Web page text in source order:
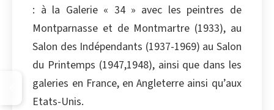
: à la Galerie « 34 » avec les peintres de
Montparnasse et de Montmartre (1933), au
Salon des Indépendants (1937-1969) au Salon
du Printemps (1947,1948), ainsi que dans les
galeries en France, en Angleterre ainsi qu’aux
Etats-Unis.